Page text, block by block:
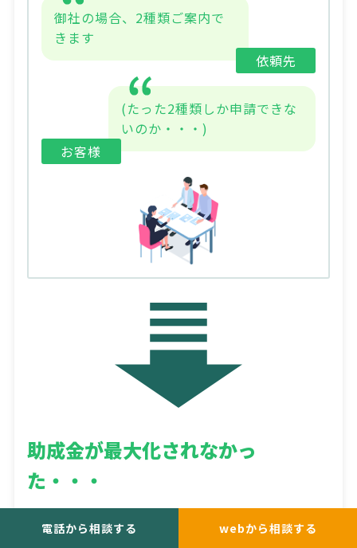
依頼先
御社の場合、2種類ご案内で
きます
お客様
(たった2種類しか申請できな
いのか・・・)
助成金が最大化されなかっ
た・・・
電話から相談する webから相談する